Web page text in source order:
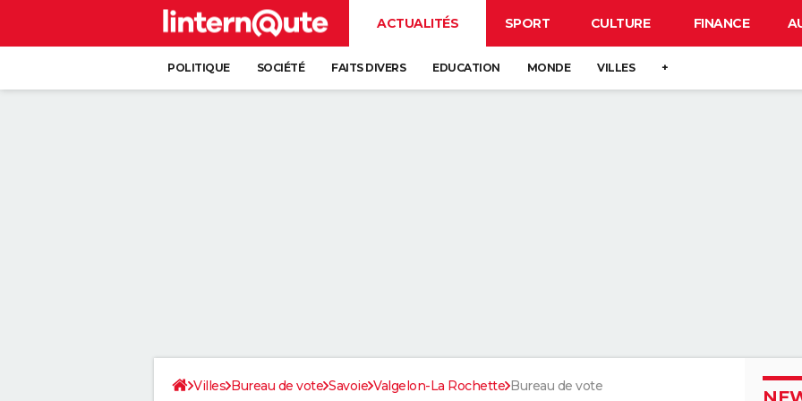
ACTUALITÉS SPORT CULTURE FINANCE
POLITIQUE SOCIÉTÉ FAITS DIVERS EDUCATION MONDE VILLES +
Villes Bureau de vote Savoie Valgelon-La Rochette Bureau de vote